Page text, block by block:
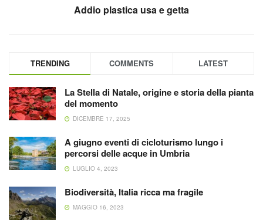
Addio plastica usa e getta
TRENDING COMMENTS LATEST
La Stella di Natale, origine e storia della pianta
del momento
DICEMBRE 17, 2025
A giugno eventi di cicloturismo lungo i
percorsi delle acque in Umbria
LUGLIO 4, 2023
Biodiversità, Italia ricca ma fragile
MAGGIO 16, 2023